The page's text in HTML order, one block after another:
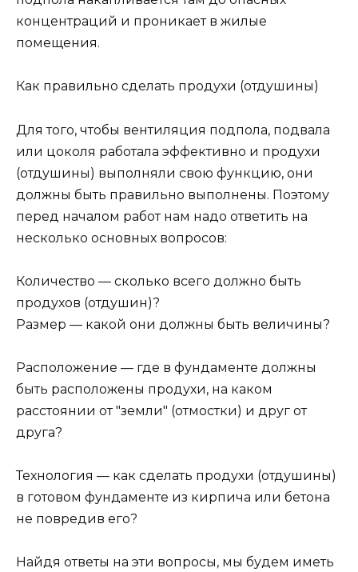
концентраций и проникает в жилые
помещения.
Как правильно сделать продухи (отдушины)
Для того, чтобы вентиляция подпола, подвала
или цоколя работала эффективно и продухи
(отдушины) выполняли свою функцию, они
должны быть правильно выполнены. Поэтому
перед началом работ нам надо ответить на
несколько основных вопросов:
Количество — сколько всего должно быть
продухов (отдушин)?
Размер — какой они должны быть величины?
Расположение — где в фундаменте должны
быть расположены продухи, на каком
расстоянии от "земли" (отмостки) и друг от
друга?
Технология — как сделать продухи (отдушины)
в готовом фундаменте из кирпича или бетона
не повредив его?
Найдя ответы на эти вопросы, мы будем иметь